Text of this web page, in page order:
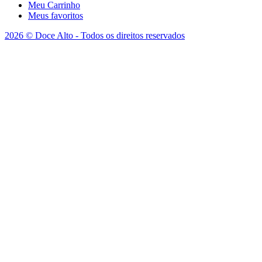
Meu Carrinho
Meus favoritos
2026 © Doce Alto - Todos os direitos reservados